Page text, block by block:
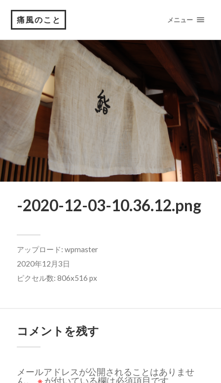
痛風のこと メニュー
-2020-12-03-10.36.12.png
アップロード: wpmaster
2020年12月3日
ピクセル数: 806x516 px
コメントを残す
メールアドレスが公開されることはありませ
ん。
※ が付いている欄は必須項目です